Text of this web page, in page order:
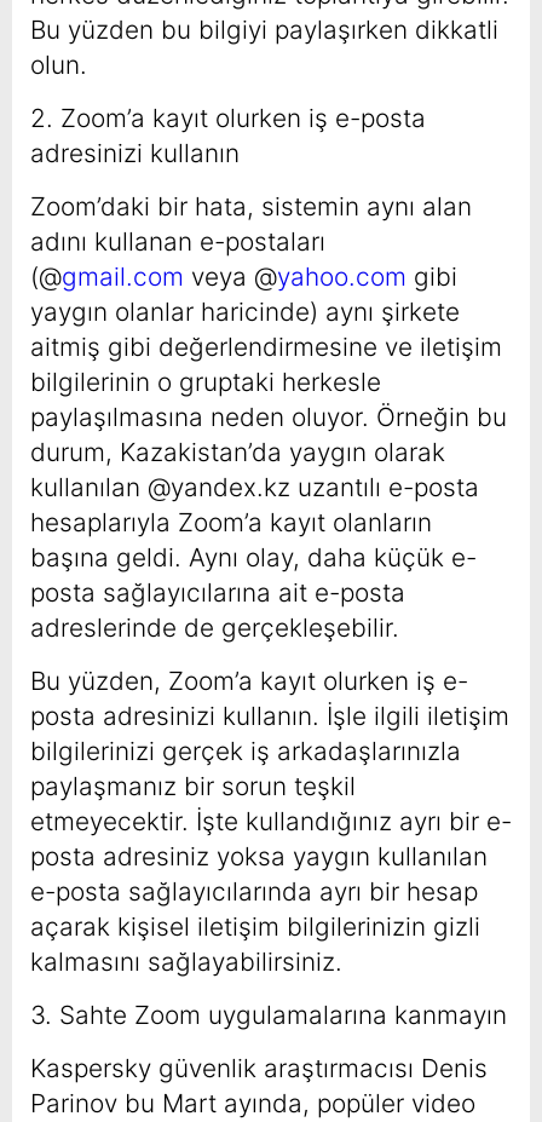
Bu yüzden bu bilgiyi paylaşırken dikkatli
olun.
2. Zoom’a kayıt olurken iş e-posta
adresinizi kullanın
Zoom’daki bir hata, sistemin aynı alan
adını kullanan e-postaları
(@gmail.com veya @yahoo.com gibi
yaygın olanlar haricinde) aynı şirkete
aitmiş gibi değerlendirmesine ve iletişim
bilgilerinin o gruptaki herkesle
paylaşılmasına neden oluyor. Örneğin bu
durum, Kazakistan’da yaygın olarak
kullanılan @yandex.kz uzantılı e-posta
hesaplarıyla Zoom’a kayıt olanların
başına geldi. Aynı olay, daha küçük e-
posta sağlayıcılarına ait e-posta
adreslerinde de gerçekleşebilir.
Bu yüzden, Zoom’a kayıt olurken iş e-
posta adresinizi kullanın. İşle ilgili iletişim
bilgilerinizi gerçek iş arkadaşlarınızla
paylaşmanız bir sorun teşkil
etmeyecektir. İşte kullandığınız ayrı bir e-
posta adresiniz yoksa yaygın kullanılan
e-posta sağlayıcılarında ayrı bir hesap
açarak kişisel iletişim bilgilerinizin gizli
kalmasını sağlayabilirsiniz.
3. Sahte Zoom uygulamalarına kanmayın
Kaspersky güvenlik araştırmacısı Denis
Parinov bu Mart ayında, popüler video